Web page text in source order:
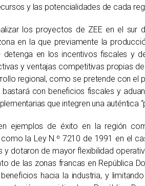
y las potencialidades de cada
los proyectos de ZEE en el sur
en la que previamente la
detenga en los incentivos fiscales y
y ventajas competitivas propias
regional, como se pretende con el
bastará con beneficios fiscales y
que integren una auténtica
ejemplos de éxito en la región
la Ley N.º 7210 de 1991 en el
y dotaron de mayor flexibilidad
de las zonas francas en República
hacia la industria, y